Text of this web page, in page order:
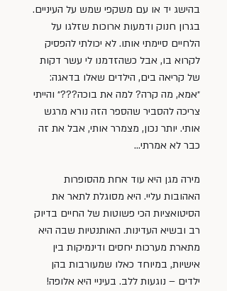
בהישג יד או עם משקפי שמש על העיניים.
בגרון חנוק ודמעות ארוכות שזלגו על
הלחיים סיימתי אותו. לא יכולתי להפסיק
לקרוא בו, אבל כשהזדמנו לי עשר דקות
של קריאה בים, הילדים שאלו בדאגה:
״אמא, מה קרה? למה את בוכה???״ והייתי
צריכה להסביר שהספר הזה נורא מרגש
אותי. יותר נכון, מצמרר אותי, אבל את זה
כבר לא אמרתי…
מירה מגן היא עוד אחת מהסופרות
האהובות עליי. היא מסוגלת לתאר את
הסיטואציות הכי פשוטות של החיים בדיוק
רב ובשיא העדינות. האותנטיות שבה היא
מתארת מערכות יחסים ודינמיקות בין
אישיות, במיוחד כאלו שמעורבות בהן
ילדים – נוגעות ללב. בעיניי היא אלופה!